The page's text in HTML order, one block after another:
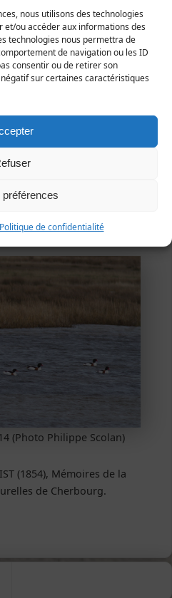
nous utilisons des technologies
et/ou accéder aux informations des
technologies nous permettra de
de navigation ou les ID
consentir ou de retirer son
sur certaines caractéristiques
préférences
Politique de confidentialité
Scolan)
(Photo Philippe Scolan)
(1854), Mémoires de la
de Cherbourg.